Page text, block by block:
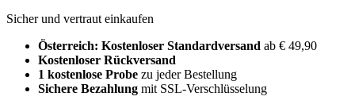
Sicher und vertraut einkaufen
Österreich: Kostenloser Standardversand ab € 49,90
Kostenloser Rückversand
1 kostenlose Probe zu jeder Bestellung
Sichere Bezahlung mit SSL-Verschlüsselung